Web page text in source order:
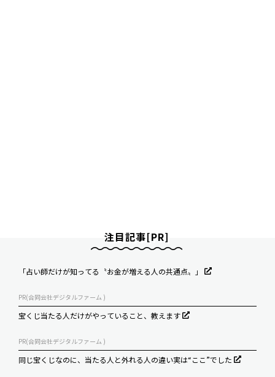
注目記事[PR]
「占い師だけが知ってる〝お金が増える人の共通点〟」
PR(合同会社デジタルファーム )
宝くじ当たる人だけがやっていること、教えます
PR(合同会社デジタルファーム )
同じ宝くじなのに、当たる人と外れる人の違い実は“ここ”でした